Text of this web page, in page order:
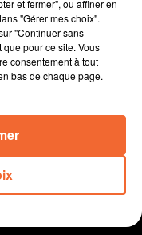
de Maelys
victime d’une
Mamère (photo),
France Télévision.
et fermer", ou affiner en
"Gérer mes choix".
"Continuer sans
pour ce site. Vous
consentement à tout
bas de chaque page.